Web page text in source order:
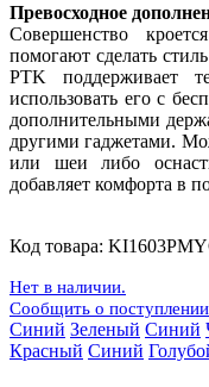
Превосходное
Совершенство
помогают сделать
PTK поддерживает
использовать его с
дополнительными
другими гаджетами.
или шеи либо
добавляет комфорта в
Код товара:
Нет в наличии.
Сообщить о
Синий Зеленый Синий
Красный Синий